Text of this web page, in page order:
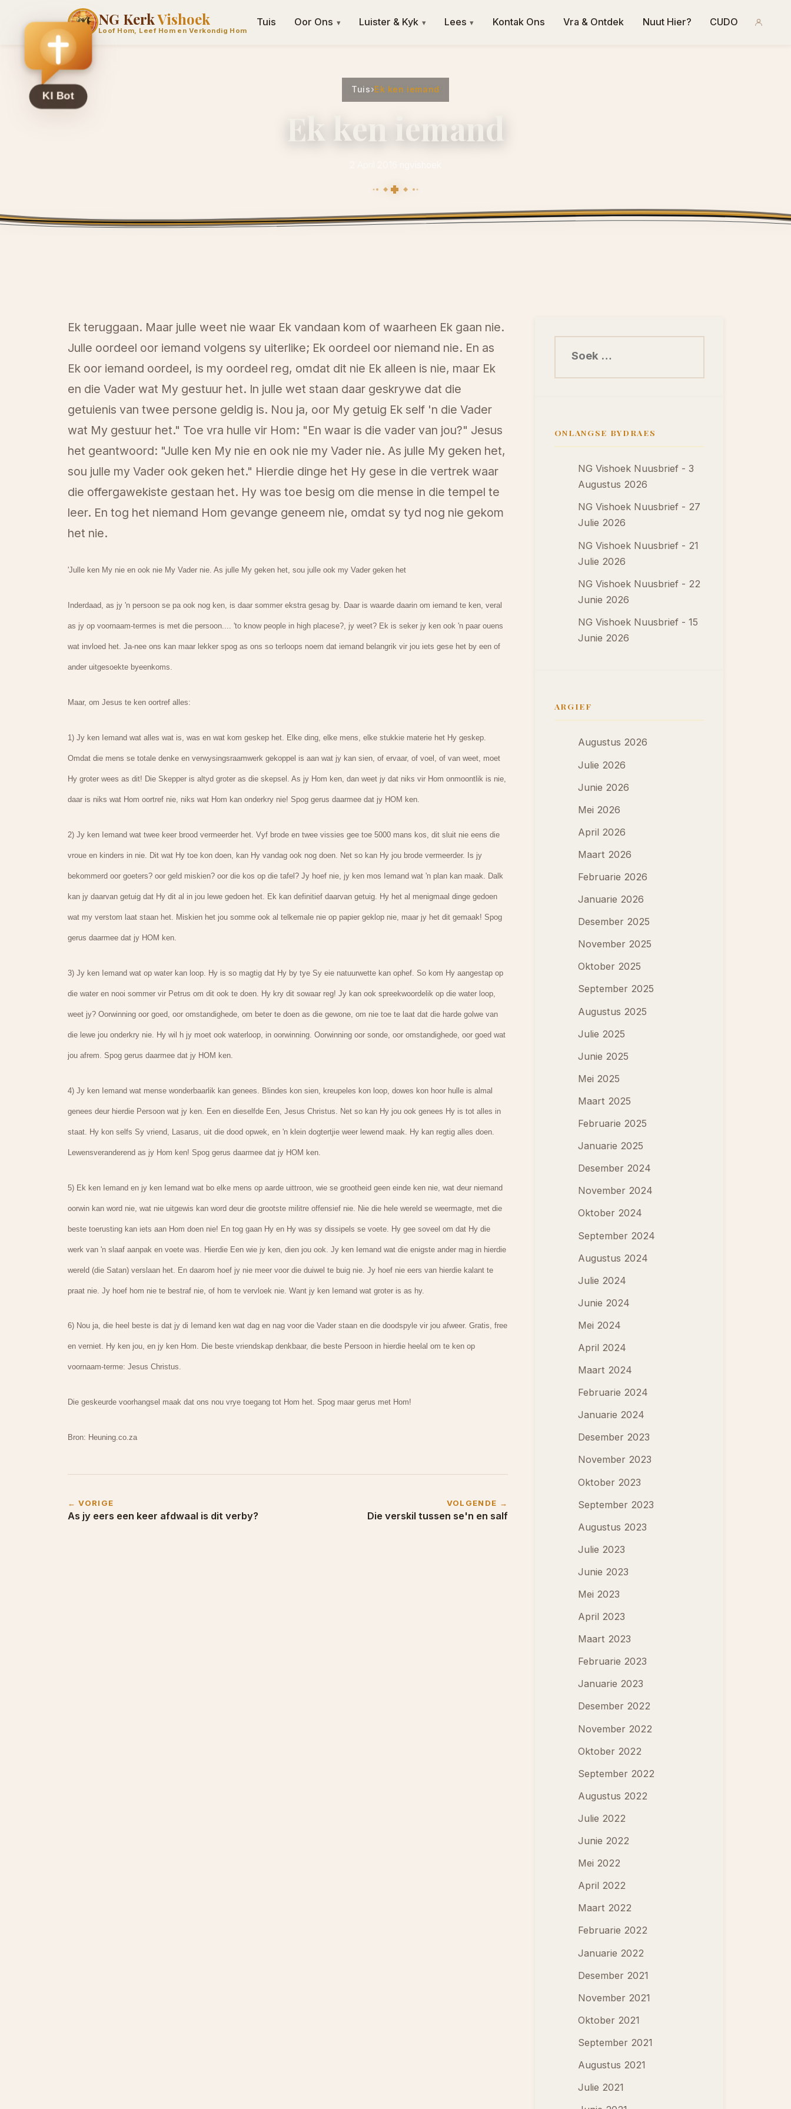
NG KerkVishoek
Loof Hom, Leef Hom en Verkondig Hom
Tuis Oor Ons ▾ Luister & Kyk ▾ Lees ▾ Kontak Ons Vra & Ontdek Nuut Hier? CUDO
Tuis›Ek ken iemand
Ek ken iemand
Ek teruggaan. Maar julle weet nie waar Ek vandaan kom of waarheen Ek gaan nie.
Julle oordeel oor iemand volgens sy uiterlike; Ek oordeel oor niemand nie. En as
Ek oor iemand oordeel, is my oordeel reg, omdat dit nie Ek alleen is nie, maar Ek
en die Vader wat My gestuur het. In julle wet staan daar geskrywe dat die
getuienis van twee persone geldig is. Nou ja, oor My getuig Ek self 'n die Vader
wat My gestuur het." Toe vra hulle vir Hom: "En waar is die vader van jou?" Jesus
het geantwoord: "Julle ken My nie en ook nie my Vader nie. As julle My geken het,
sou julle my Vader ook geken het." Hierdie dinge het Hy gese in die vertrek waar
die offergawekiste gestaan het. Hy was toe besig om die mense in die tempel te
leer. En tog het niemand Hom gevange geneem nie, omdat sy tyd nog nie gekom
het nie.
'Julle ken My nie en ook nie My Vader nie. As julle My geken het, sou julle ook my Vader geken het
Inderdaad, as jy 'n persoon se pa ook nog ken, is daar sommer ekstra gesag by. Daar is waarde daarin om iemand te ken, veral
as jy op voornaam-termes is met die persoon.... 'to know people in high placese?, jy weet? Ek is seker jy ken ook 'n paar ouens
wat invloed het. Ja-nee ons kan maar lekker spog as ons so terloops noem dat iemand belangrik vir jou iets gese het by een of
ander uitgesoekte byeenkoms.
Maar, om Jesus te ken oortref alles:
1) Jy ken Iemand wat alles wat is, was en wat kom geskep het. Elke ding, elke mens, elke stukkie materie het Hy geskep.
Omdat die mens se totale denke en verwysingsraamwerk gekoppel is aan wat jy kan sien, of ervaar, of voel, of van weet, moet
Hy groter wees as dit! Die Skepper is altyd groter as die skepsel. As jy Hom ken, dan weet jy dat niks vir Hom onmoontlik is nie,
daar is niks wat Hom oortref nie, niks wat Hom kan onderkry nie! Spog gerus daarmee dat jy HOM ken.
2) Jy ken Iemand wat twee keer brood vermeerder het. Vyf brode en twee vissies gee toe 5000 mans kos, dit sluit nie eens die
vroue en kinders in nie. Dit wat Hy toe kon doen, kan Hy vandag ook nog doen. Net so kan Hy jou brode vermeerder. Is jy
bekommerd oor goeters? oor geld miskien? oor die kos op die tafel? Jy hoef nie, jy ken mos Iemand wat 'n plan kan maak. Dalk
kan jy daarvan getuig dat Hy dit al in jou lewe gedoen het. Ek kan definitief daarvan getuig. Hy het al menigmaal dinge gedoen
wat my verstom laat staan het. Miskien het jou somme ook al telkemale nie op papier geklop nie, maar jy het dit gemaak! Spog
gerus daarmee dat jy HOM ken.
3) Jy ken Iemand wat op water kan loop. Hy is so magtig dat Hy by tye Sy eie natuurwette kan ophef. So kom Hy aangestap op
die water en nooi sommer vir Petrus om dit ook te doen. Hy kry dit sowaar reg! Jy kan ook spreekwoordelik op die water loop,
weet jy? Oorwinning oor goed, oor omstandighede, om beter te doen as die gewone, om nie toe te laat dat die harde golwe van
die lewe jou onderkry nie. Hy wil h jy moet ook waterloop, in oorwinning. Oorwinning oor sonde, oor omstandighede, oor goed wat
jou afrem. Spog gerus daarmee dat jy HOM ken.
4) Jy ken Iemand wat mense wonderbaarlik kan genees. Blindes kon sien, kreupeles kon loop, dowes kon hoor hulle is almal
genees deur hierdie Persoon wat jy ken. Een en dieselfde Een, Jesus Christus. Net so kan Hy jou ook genees Hy is tot alles in
staat. Hy kon selfs Sy vriend, Lasarus, uit die dood opwek, en 'n klein dogtertjie weer lewend maak. Hy kan regtig alles doen.
Lewensveranderend as jy Hom ken! Spog gerus daarmee dat jy HOM ken.
5) Ek ken Iemand en jy ken Iemand wat bo elke mens op aarde uittroon, wie se grootheid geen einde ken nie, wat deur niemand
oorwin kan word nie, wat nie uitgewis kan word deur die grootste militre offensief nie. Nie die hele wereld se weermagte, met die
beste toerusting kan iets aan Hom doen nie! En tog gaan Hy en Hy was sy dissipels se voete. Hy gee soveel om dat Hy die
werk van 'n slaaf aanpak en voete was. Hierdie Een wie jy ken, dien jou ook. Jy ken Iemand wat die enigste ander mag in hierdie
wereld (die Satan) verslaan het. En daarom hoef jy nie meer voor die duiwel te buig nie. Jy hoef nie eers van hierdie kalant te
praat nie. Jy hoef hom nie te bestraf nie, of hom te vervloek nie. Want jy ken Iemand wat groter is as hy.
6) Nou ja, die heel beste is dat jy di Iemand ken wat dag en nag voor die Vader staan en die doodspyle vir jou afweer. Gratis, free
en verniet. Hy ken jou, en jy ken Hom. Die beste vriendskap denkbaar, die beste Persoon in hierdie heelal om te ken op
voornaam-terme: Jesus Christus.
Die geskeurde voorhangsel maak dat ons nou vrye toegang tot Hom het. Spog maar gerus met Hom!
Bron: Heuning.co.za
← VORIGE
As jy eers een keer afdwaal is dit verby?
VOLGENDE →
Die verskil tussen se'n en salf
ONLANGSE BYDRAES
NG Vishoek Nuusbrief - 3
Augustus 2026
NG Vishoek Nuusbrief - 27
Julie 2026
NG Vishoek Nuusbrief - 21
Julie 2026
NG Vishoek Nuusbrief - 22
Junie 2026
NG Vishoek Nuusbrief - 15
Junie 2026
ARGIEF
Augustus 2026
Julie 2026
Junie 2026
Mei 2026
April 2026
Maart 2026
Februarie 2026
Januarie 2026
Desember 2025
November 2025
Oktober 2025
September 2025
Augustus 2025
Julie 2025
Junie 2025
Mei 2025
Maart 2025
Februarie 2025
Januarie 2025
Desember 2024
November 2024
Oktober 2024
September 2024
Augustus 2024
Julie 2024
Junie 2024
Mei 2024
April 2024
Maart 2024
Februarie 2024
Januarie 2024
Desember 2023
November 2023
Oktober 2023
September 2023
Augustus 2023
Julie 2023
Junie 2023
Mei 2023
April 2023
Maart 2023
Februarie 2023
Januarie 2023
Desember 2022
November 2022
Oktober 2022
September 2022
Augustus 2022
Julie 2022
Junie 2022
Mei 2022
April 2022
Maart 2022
Februarie 2022
Januarie 2022
Desember 2021
November 2021
Oktober 2021
September 2021
Augustus 2021
Julie 2021